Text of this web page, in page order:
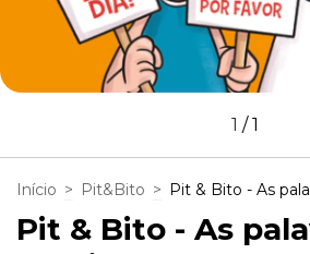
1 /1
Início > Pit&Bito > Pit & Bito - As
Pit & Bito - As